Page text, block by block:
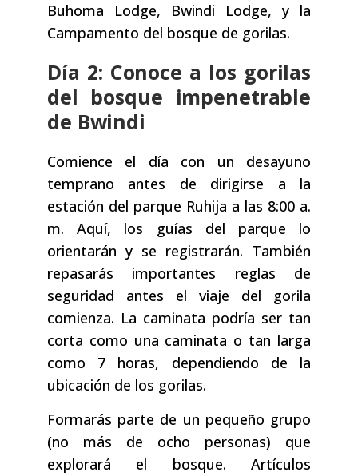
Buhoma Lodge, Bwindi Lodge, y la
Campamento del bosque de gorilas.
Día 2: Conoce a los gorilas
del bosque impenetrable
de Bwindi
Comience el día con un desayuno
temprano antes de dirigirse a la
estación del parque Ruhija a las 8:00 a.
m. Aquí, los guías del parque lo
orientarán y se registrarán. También
repasarás importantes reglas de
seguridad antes el viaje del gorila
comienza. La caminata podría ser tan
corta como una caminata o tan larga
como 7 horas, dependiendo de la
ubicación de los gorilas.
Formarás parte de un pequeño grupo
(no más de ocho personas) que
explorará el bosque. Artículos